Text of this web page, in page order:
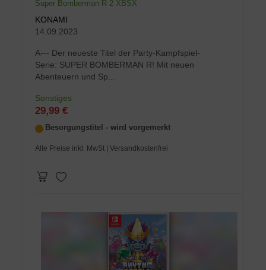
Super Bomberman R 2 XBSX
KONAMI
14.09.2023
A--- Der neueste Titel der Party-Kampfspiel-
Serie: SUPER BOMBERMAN R! Mit neuen
Abenteuern und Sp...
Sonstiges
29,99 €
Besorgungstitel - wird vorgemerkt
Alle Preise inkl. MwSt | Versandkostenfrei